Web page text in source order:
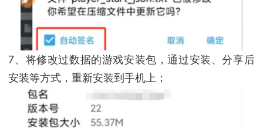
7、将修改过数据的游戏安装包，通过安装、分享后
安装等方式，重新安装到手机上；